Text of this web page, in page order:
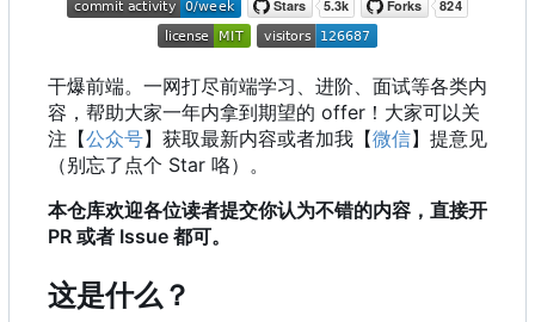
干爆前端。一网打尽前端学习、进阶、面试等各类内
容，帮助大家一年内拿到期望的 offer ！ 大家可以关
注【公众号】获取最新内容或者加我【微信】提意见
（别忘了点个 Star 咯）。
本仓库欢迎各位读者提交你认为不错的内容，直接开
PR 或者 Issue 都可。
这是什么？